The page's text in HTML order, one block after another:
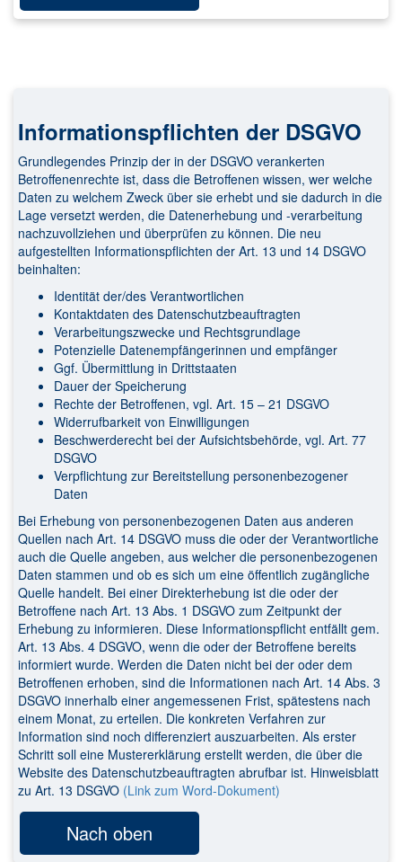
Informationspflichten der DSGVO
Grundlegendes Prinzip der in der DSGVO verankerten
Betroffenenrechte ist, dass die Betroffenen wissen, wer welche
Daten zu welchem Zweck über sie erhebt und sie dadurch in die
Lage versetzt werden, die Datenerhebung und -verarbeitung
nachzuvollziehen und überprüfen zu können. Die neu
aufgestellten Informationspflichten der Art. 13 und 14 DSGVO
beinhalten:
Identität der/des Verantwortlichen
Kontaktdaten des Datenschutzbeauftragten
Verarbeitungszwecke und Rechtsgrundlage
Potenzielle Datenempfängerinnen und empfänger
Ggf. Übermittlung in Drittstaaten
Dauer der Speicherung
Rechte der Betroffenen, vgl. Art. 15 – 21 DSGVO
Widerrufbarkeit von Einwilligungen
Beschwerderecht bei der Aufsichtsbehörde, vgl. Art. 77
DSGVO
Verpflichtung zur Bereitstellung personenbezogener
Daten
Bei Erhebung von personenbezogenen Daten aus anderen
Quellen nach Art. 14 DSGVO muss die oder der Verantwortliche
auch die Quelle angeben, aus welcher die personenbezogenen
Daten stammen und ob es sich um eine öffentlich zugängliche
Quelle handelt. Bei einer Direkterhebung ist die oder der
Betroffene nach Art. 13 Abs. 1 DSGVO zum Zeitpunkt der
Erhebung zu informieren. Diese Informationspflicht entfällt gem.
Art. 13 Abs. 4 DSGVO, wenn die oder der Betroffene bereits
informiert wurde. Werden die Daten nicht bei der oder dem
Betroffenen erhoben, sind die Informationen nach Art. 14 Abs. 3
DSGVO innerhalb einer angemessenen Frist, spätestens nach
einem Monat, zu erteilen. Die konkreten Verfahren zur
Information sind noch differenziert auszuarbeiten. Als erster
Schritt soll eine Mustererklärung erstellt werden, die über die
Website des Datenschutzbeauftragten abrufbar ist. Hinweisblatt
zu Art. 13 DSGVO (Link zum Word-Dokument)
Nach oben